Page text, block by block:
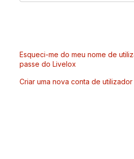
Esqueci-me do meu nome de
passe do Livelox
Criar uma nova conta de utilizador